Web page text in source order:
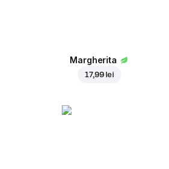
Margherita
17,99 lei